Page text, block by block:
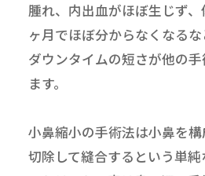
腫れ、内出血がほぼ生じず
ヶ月でほぼ分からなくなる
ダウンタイムの短さが他の
ます。
小鼻縮小の手術法は小鼻を
切除して縫合するという単純